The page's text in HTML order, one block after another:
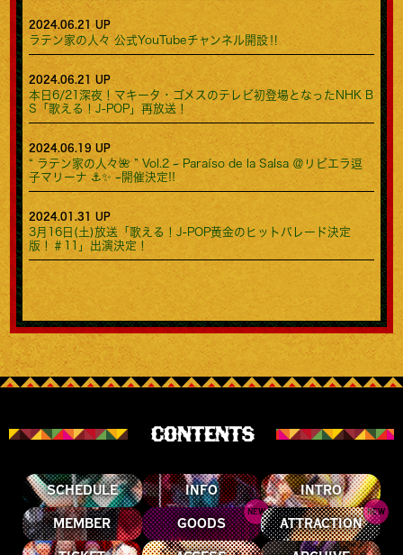
2024.06.21 UP
ラテン家の人々 公式YouTubeチャンネル開設‼️
2024.06.21 UP
本日6/21深夜！マキータ・ゴメスのテレビ初登場となったNHK B
S「歌える！J-POP」再放送！
2024.06.19 UP
“ ラテン家の⼈々🌺 ” Vol.2 ~ Paraíso de la Salsa ＠リビエラ逗
子マリーナ ⚓️✨ ~開催決定!!
2024.01.31 UP
3月16日(土)放送「歌える！J-POP黄金のヒットパレード決定
版！＃11」出演決定！
CONTENTS
SCHEDULE INFO INTRO
MEMBER GOODS
NEW
ATTRACTION
NEW